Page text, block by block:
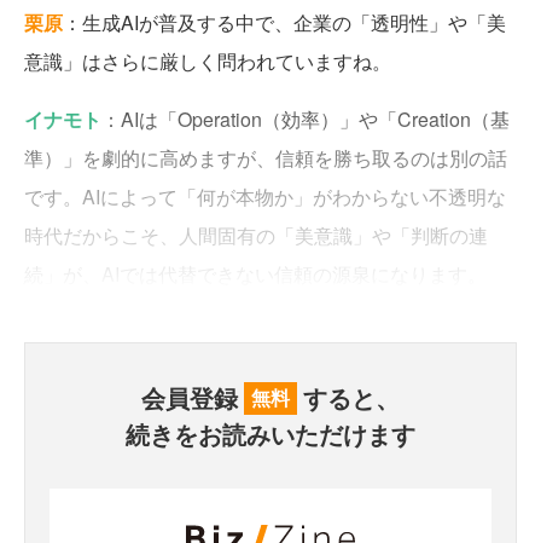
栗原 ：生成AIが普及する中で、企業の「透明性」や「美
意識」はさらに厳しく問われていますね。
イナモト ：AIは「Operation（効率）」や「Creation（基
準）」を劇的に高めますが、信頼を勝ち取るのは別の話
です。AIによって「何が本物か」がわからない不透明な
時代だからこそ、人間固有の「美意識」や「判断の連
会員登録 無料 すると、
続きをお読みいただけます